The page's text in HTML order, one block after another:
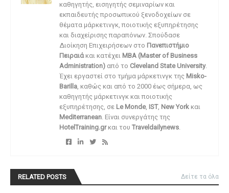
καθηγητής, εισηγητής σεμιναρίων και
εκπαιδευτής προσωπικού ξενοδοχείων σε
θέματα μάρκετινγκ, ποιοτικής εξυπηρέτησης
και διαχείρισης παραπόνων. Σπούδασε
Διοίκηση Επιχειρήσεων στο Πανεπιστήμιο
Πειραιάκαι κατέχει MBA (Master of Business
Administration) από το Cleveland State University.
Έχει εργαστεί στο τμήμα μάρκετινγκ της Misko-
Barilla, καθώς και από το 2000 έως σήμερα, ως
καθηγητής μάρκετινγκ και ποιοτικής
εξυπηρέτησης, σε Le Monde, IST, New York και
Mediterranean. Είναι συνεργάτης της
HotelTraining.grκαι του Traveldailynews.
RELATED POSTS Δείτε τα όλα